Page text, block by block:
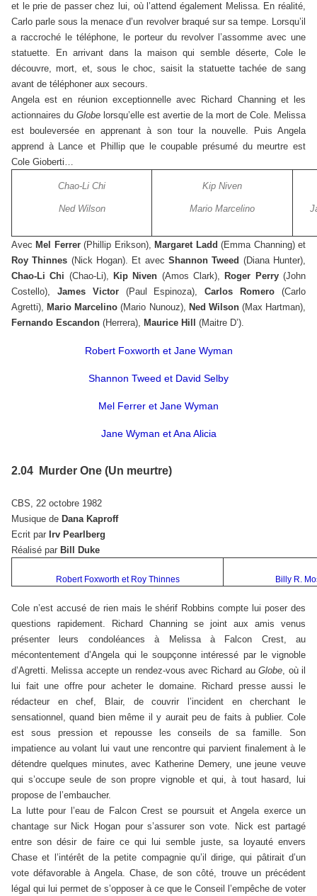
et le prie de passer chez lui, où l’attend également Melissa. En réalité,
Carlo parle sous la menace d’un revolver braqué sur sa tempe. Lorsqu’il
a raccroché le téléphone, le porteur du revolver l’assomme avec une
statuette. En arrivant dans la maison qui semble déserte, Cole le
découvre, mort, et, sous le choc, saisit la statuette tachée de sang
avant de téléphoner aux secours.
Angela est en réunion exceptionnelle avec Richard Channing et les
actionnaires du Globe lorsqu’elle est avertie de la mort de Cole. Melissa
est bouleversée en apprenant à son tour la nouvelle. Puis Angela
apprend à Lance et Phillip que le coupable présumé du meurtre est
Cole Gioberti…
Chao-Li Chi
Ned Wilson
Kip Niven
Mario Marcelino
Avec Mel Ferrer(Phillip Erikson), Margaret Ladd(Emma Channing) et
Roy Thinnes (Nick Hogan). Et avecShannon Tweed (Diana Hunter),
Chao-Li Chi (Chao-Li), Kip Niven (Amos Clark), Roger Perry(John
Costello), James Victor (Paul Espinoza),Carlos Romero(Carlo
Agretti), Mario Marcelino(Mario Nunouz), Ned Wilson (Max Hartman),
Fernando Escandon (Herrera), Maurice Hill (Maitre D’).
Robert Foxworth et Jane Wyman
Shannon Tweed et David Selby
Mel Ferrer et Jane Wyman
Jane Wyman et Ana Alicia
2.04 Murder One (Un meurtre)
CBS, 22 octobre 1982
Musique de Dana Kaproff
Ecrit par Irv Pearlberg
Réalisé par Bill Duke
Robert Foxworth et Roy Thinnes Billy R.
Cole n’est accusé de rien mais le shérif Robbins compte lui poser des
questions rapidement. Richard Channing se joint aux amis venus
présenter leurs condoléances à Melissa à Falcon Crest, au
mécontentement d’Angela qui le soupçonne intéressé par le vignoble
d’Agretti. Melissa accepte un rendez-vous avec Richard auGlobe , où il
lui fait une offre pour acheter le domaine. Richard presse aussi le
rédacteur en chef, Blair, de couvrir l’incident en cherchant le
sensationnel, quand bien même il y aurait peu de faits à publier. Cole
est sous pression et repousse les conseils de sa famille. Son
impatience au volant lui vaut une rencontre qui parvient finalement à le
détendre quelques minutes, avec Katherine Demery, une jeune veuve
qui s’occupe seule de son propre vignoble et qui, à tout hasard, lui
propose de l’embaucher.
La lutte pour l’eau de Falcon Crest se poursuit et Angela exerce un
chantage sur Nick Hogan pour s’assurer son vote. Nick est partagé
entre son désir de faire ce qui lui semble juste, sa loyauté envers
Chase et l’intérêt de la petite compagnie qu’il dirige, qui pâtirait d’un
vote défavorable à Angela. Chase, de son côté, trouve un précédent
légal qui lui permet de s’opposer à ce que le Conseil l’empêche de voter